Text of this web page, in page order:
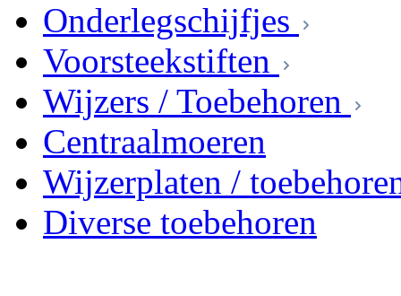
Onderlegschijfjes
Voorsteekstiften
Wijzers / Toebehoren
Centraalmoeren
Wijzerplaten /
Diverse toebehoren